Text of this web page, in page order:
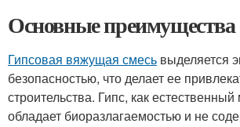
Основные преимущества
Гипсовая вяжущая смесь выделяется
безопасностью, что делает ее
строительства. Гипс, как
обладает биоразлагаемостью и не